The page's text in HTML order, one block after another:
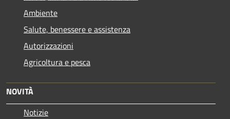
Ambiente
Salute, benessere e assistenza
Autorizzazioni
Agricoltura e pesca
NOVITÀ
Notizie